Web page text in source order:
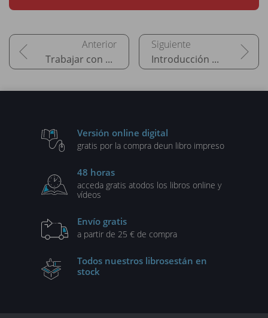
Trabajar con Visual Studio 2022 Introducción al lenguaje C#
Versión online digital
gratis por la compra deun libro impreso
48 horas
acceda gratis atodos los libros online y
vídeos
Envío gratis
a partir de 25 € de compra
Todos nuestros librosestán en
stock